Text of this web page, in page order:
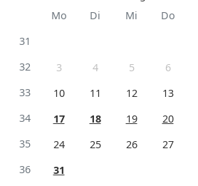
Mo
Di Mi Do
31
32
3 4 5 6
33
10 11 12 13
34
17 18 19 20
35
24 25 26 27
36
31